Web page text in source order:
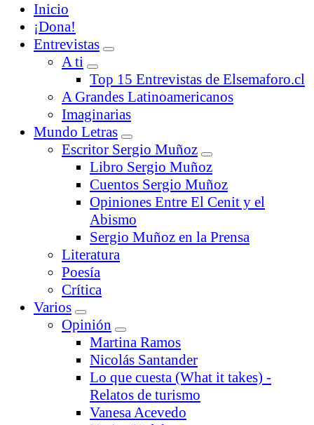
Inicio
¡Dona!
Entrevistas
A ti
Top 15 Entrevistas de Elsemaforo.cl
A Grandes Latinoamericanos
Imaginarias
Mundo Letras
Escritor Sergio Muñoz
Libro Sergio Muñoz
Cuentos Sergio Muñoz
Opiniones Entre El Cenit y el
Abismo
Sergio Muñoz en la Prensa
Literatura
Poesía
Crítica
Varios
Opinión
Martina Ramos
Nicolás Santander
Lo que cuesta (What it takes) -
Relatos de turismo
Vanesa Acevedo